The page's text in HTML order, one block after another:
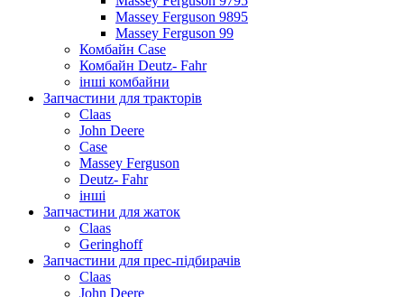
Massey Ferguson 9895
Massey Ferguson 99
Комбайн Case
Комбайн Deutz- Fahr
інші комбайни
Запчастини для тракторів
Claas
John Deere
Case
Massey Ferguson
Deutz- Fahr
інші
Запчастини для жаток
Claas
Geringhoff
Запчастини для прес-підбирачів
Claas
John Deere